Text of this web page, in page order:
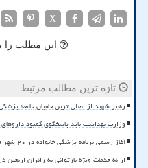
X
این مطلب را
تازه ترین مطالب مرتبط
رهبر شهید از اصلی ترین حامیان جامعه
وزارت بهداشت باید پاسخگوی کمبود
آغاز رسمی برنامه پزشکی خانواده در ۲۰ شهر فاز دوم
ارائه خدمات ویژه بازتوانی به زائران اربعین در